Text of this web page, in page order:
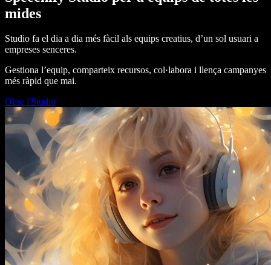
mides
Studio fa el dia a dia més fàcil als equips creatius, d’un sol usuari a
empreses senceres.
Gestiona l’equip, comparteix recursos, col·labora i llença campanyes
més ràpid que mai.
Obre l'Studio